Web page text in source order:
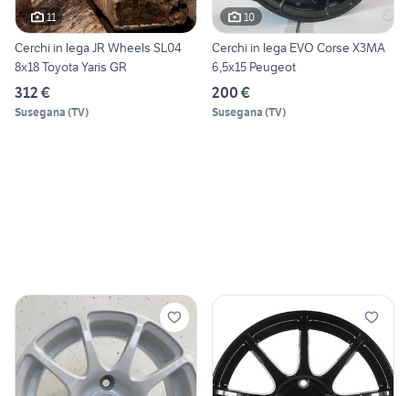
11
Cerchi in lega JR Wheels SL04
8x18 Toyota Yaris GR
312 €
Susegana (TV)
10
Cerchi in lega EVO Corse X3MA
6,5x15 Peugeot
200 €
Susegana (TV)